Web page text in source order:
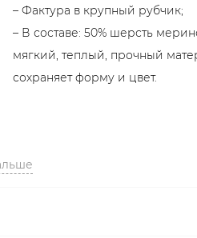
– Фактура в крупный рубчик;
– В составе: 50% шерсть
мягкий, теплый, прочный
сохраняет форму и цвет.